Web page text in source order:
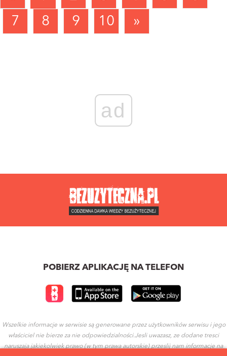
7
8 9 10 »
ad
POBIERZ APLIKACJĘ NA TELEFON
Wszelkie informacje w serwisie są generowane przez użytkowników serwisu i jego
właściciel nie bierze za nie odpowiedzialności.Jesli uwazasz, ze dodane tresci
naruszaja jakiekolwiek prawo (w tym prawa autorskie) przeslij nam informacje na